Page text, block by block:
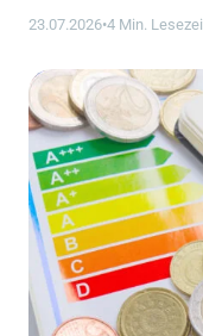
23.07.2026•4 Min.